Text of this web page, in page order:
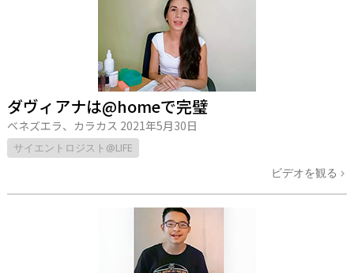
ダヴィアナは@homeで完璧
ベネズエラ、カラカス 2021年5月30日
サイエントロジスト@LIFE
ビデオを観る